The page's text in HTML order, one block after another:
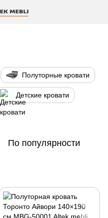
Полуторные кровати
Детские кровати
По популярности